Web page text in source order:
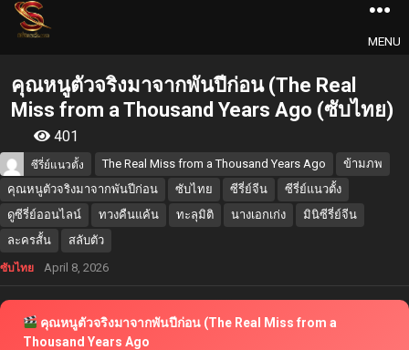
MENU
คุณหนูตัวจริงมาจากพันปีก่อน (The Real
Miss from a Thousand Years Ago (ซับไทย)
401
ซีรี่ย์แนวตั้ง The Real Miss from a Thousand Years Ago
ข้ามภพ
คุณหนูตัวจริงมาจากพันปีก่อน
ซับไทย ซีรี่ย์จีน
ซีรี่ย์แนวตั้ง
ดูซีรี่ย์ออนไลน์
ทวงคืนแค้น ทะลุมิติ นางเอกเก่ง
มินิซีรี่ย์จีน
ละครสั้น
สลับตัว
ซับไทย April 8, 2026
คุณหนูตัวจริงมาจากพันปีก่อน (The Real Miss from a
Thousand Years Ago